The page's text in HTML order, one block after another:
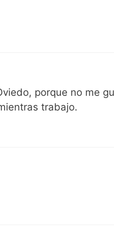
porque no me
trabajo.